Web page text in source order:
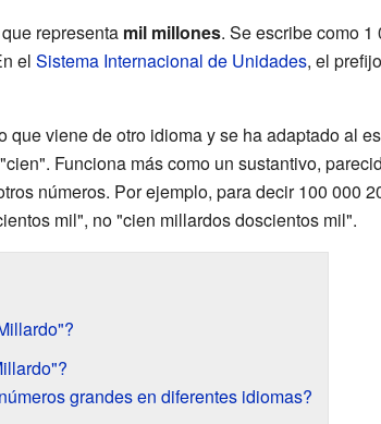
que representa mil millones. Se escribe como 1
el Sistema Internacional de Unidades, el
que viene de otro idioma y se ha adaptado al
Funciona más como un sustantivo,
números. Por ejemplo, para decir100 000
mil", no "cien millardos doscientos mil".
grandes en diferentes idiomas?